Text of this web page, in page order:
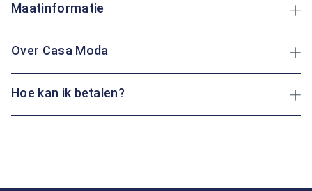
Maatinformatie
Over Casa Moda
Hoe kan ik betalen?